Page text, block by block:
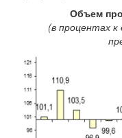
Объем
(в процентах